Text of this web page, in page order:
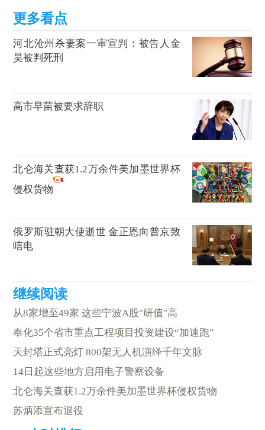
河北沧州杀妻案一审宣判：被告人金
昊被判死刑
高市早苗被要求辞职
北仑海关查获1.2万余件美加墨世界杯
侵权货物
俄罗斯驻朝大使逝世 金正恩向普京致
唁电
从8家增至49家 这些宁波A股"研值"高
奉化35个省市重点工程项目投资建设“加速跑”
天封塔正式亮灯 800架无人机演绎千年文脉
14日起这些地方启用电子警察设备
北仑海关查获1.2万余件美加墨世界杯侵权货物
苏炳添宣布退役